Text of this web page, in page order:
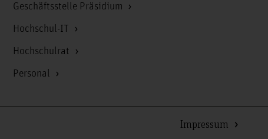
Geschäftsstelle Präsidium
Hochschul-IT
Hochschulrat
Personal
Impressum